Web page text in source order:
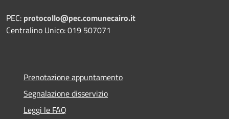
PEC: protocollo@pec.comunecairo.it
Centralino Unico: 019 507071
Prenotazione appuntamento
Segnalazione disservizio
Leggi le FAQ